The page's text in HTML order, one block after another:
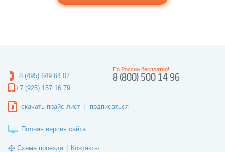
8 (495) 649 64 07
+7 (925) 157 16 79
8 (800) 500 14 96
По России бесплатно!
скачать прайс-лист подписаться
Полная версия сайта
Схема проезда Контакты